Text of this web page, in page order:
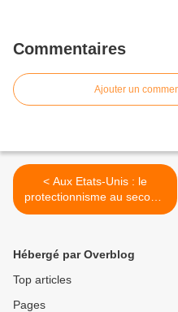
Commentaires
Ajouter un
< Aux Etats-Unis : le
protectionnisme au secours
de Ford et GM
Hébergé par Overblog
Top articles
Pages